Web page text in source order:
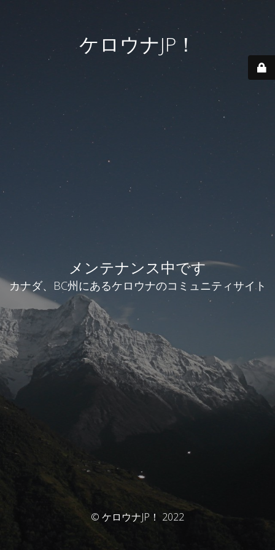
ケロウナJP！
メンテナンス中です
カナダ、BC州にあるケロウナのコミュニティサイト
© ケロウナJP！ 2022